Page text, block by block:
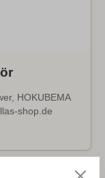
HOKUBEMA
shop.de